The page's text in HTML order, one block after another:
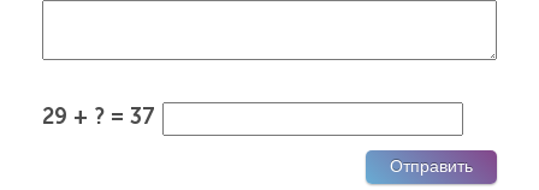
29 + ? = 37